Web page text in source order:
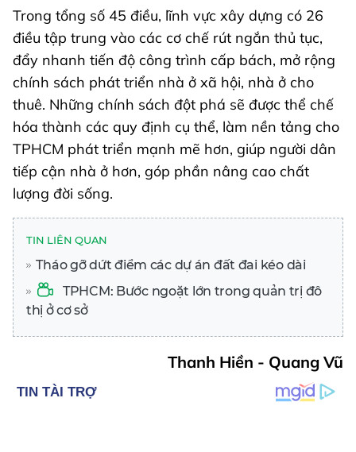
Trong tổng số 45 điều, lĩnh vực xây dựng có 26
điều tập trung vào các cơ chế rút ngắn thủ tục,
đẩy nhanh tiến độ công trình cấp bách, mở rộng
chính sách phát triển nhà ở xã hội, nhà ở cho
thuê. Những chính sách đột phá sẽ được thể chế
hóa thành các quy định cụ thể, làm nền tảng cho
TPHCM phát triển mạnh mẽ hơn, giúp người dân
tiếp cận nhà ở hơn, góp phần nâng cao chất
lượng đời sống.
TIN LIÊN QUAN
Tháo gỡ dứt điểm các dự án đất đai kéo dài
TPHCM: Bước ngoặt lớn trong quản trị đô
thị ở cơ sở
Thanh Hiền - Quang Vũ